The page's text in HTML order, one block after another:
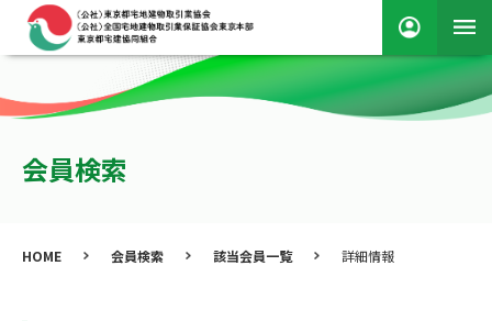
会員検索
HOME 会員検索 該当会員一覧 詳細情報